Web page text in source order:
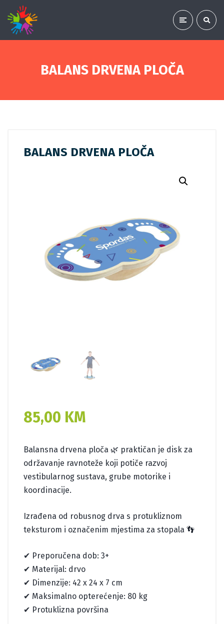
BALANS DRVENA PLOČA
BALANS DRVENA PLOČA
85,00 KM
Balansna drvena ploča 🌿 praktičan je disk za
održavanje ravnoteže koji potiče razvoj
vestibularnog sustava, grube motorike i
koordinacije.
Izrađena od robusnog drva s protukliznom
teksturom i označenim mjestima za stopala 👣
✔ Preporučena dob: 3+
✔ Materijal: drvo
✔ Dimenzije: 42 x 24 x 7 cm
✔ Maksimalno opterećenje: 80 kg
✔ Protuklizna površina